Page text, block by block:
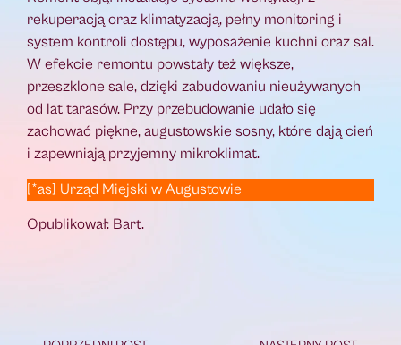
rekuperacją oraz klimatyzacją, pełny monitoring i
system kontroli dostępu, wyposażenie kuchni oraz sal.
W efekcie remontu powstały też większe,
przeszklone sale, dzięki zabudowaniu nieużywanych
od lat tarasów. Przy przebudowanie udało się
zachować piękne, augustowskie sosny, które dają cień
i zapewniają przyjemny mikroklimat.
[*as] Urząd Miejski w Augustowie
Opublikował: Bart.